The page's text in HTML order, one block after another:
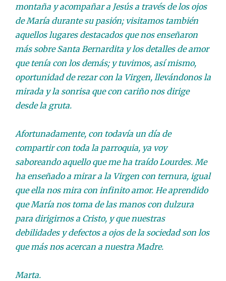
montaña y acompañar a Jesús a través de los ojos
de María durante su pasión; visitamos también
aquellos lugares destacados que nos enseñaron
más sobre Santa Bernardita y los detalles de amor
que tenía con los demás; y tuvimos, así mismo,
oportunidad de rezar con la Virgen, llevándonos la
mirada y la sonrisa que con cariño nos dirige
desde la gruta.
Afortunadamente, con todavía un día de
compartir con toda la parroquia, ya voy
saboreando aquello que me ha traído Lourdes. Me
ha enseñado a mirar a la Virgen con ternura, igual
que ella nos mira con infinito amor. He aprendido
que María nos toma de las manos con dulzura
para dirigirnos a Cristo, y que nuestras
debilidades y defectos a ojos de la sociedad son los
que más nos acercan a nuestra Madre.
Marta.